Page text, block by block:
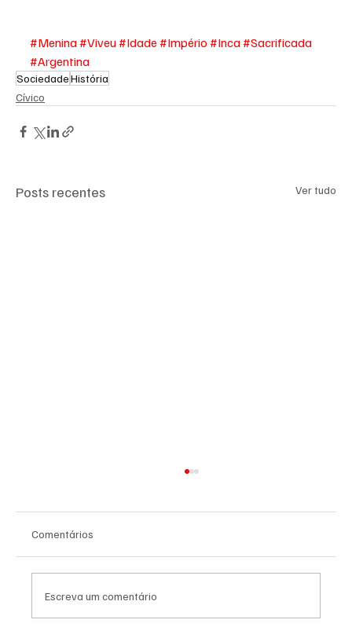
#Menina #Viveu #Idade #Império #Inca #Sacrificada
#Argentina
SociedadeHistória
Cívico
Posts recentes Ver tudo
Comentários
Escreva um comentário